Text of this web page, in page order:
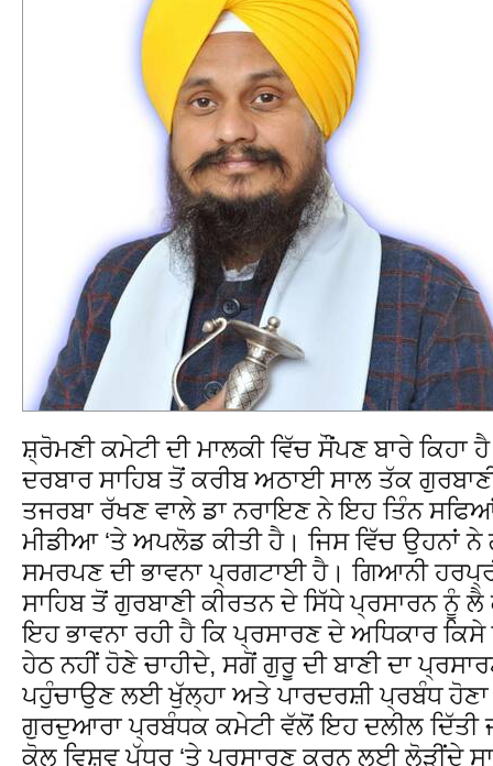
ਸ਼੍ਰੋਮਣੀ ਕਮੇਟੀ ਦੀ ਮਾਲਕੀ ਵਿੱਚ ਸੌਂਪਣ ਬਾਰੇ ਕਿਹਾ
ਦਰਬਾਰ ਸਾਹਿਬ ਤੋਂ ਕਰੀਬ ਅਠਾਈ ਸਾਲ ਤੱਕ
ਤਜਰਬਾ ਰੱਖਣ ਵਾਲੇ ਡਾ ਨਰਾਇਣ ਨੇ ਇਹ ਤਿੰਨ
ਮੀਡੀਆ ‘ਤੇ ਅਪਲੋਡ ਕੀਤੀ ਹੈ। ਜਿਸ ਵਿੱਚ ਉਹਨਾਂ
ਸਮਰਪਣ ਦੀ ਭਾਵਨਾ ਪ੍ਰਗਟਾਈ ਹੈ। ਗਿਆਨੀ
ਸਾਹਿਬ ਤੋਂ ਗੁਰਬਾਣੀ ਕੀਰਤਨ ਦੇ ਸਿੱਧੇ ਪ੍ਰਸਾਰਨ ਨੂੰ
ਇਹ ਭਾਵਨਾ ਰਹੀ ਹੈ ਕਿ ਪ੍ਰਸਾਰਣ ਦੇ ਅਧਿਕਾਰ
ਹੇਠ ਨਹੀਂ ਹੋਣੇ ਚਾਹੀਦੇ, ਸਗੋਂ ਗੁਰੂ ਦੀ ਬਾਣੀ ਦਾ
ਪਹੁੰਚਾਉਣ ਲਈ ਖੁੱਲ੍ਹਾ ਅਤੇ ਪਾਰਦਰਸ਼ੀ ਪ੍ਰਬੰਧ ਹੋਣਾ
ਗੁਰਦੁਆਰਾ ਪ੍ਰਬੰਧਕ ਕਮੇਟੀ ਵੱਲੋਂ ਇਹ ਦਲੀਲ ਦਿੱਤੀ
ਕੋਲ ਵਿਸ਼ਵ ਪੱਧਰ ‘ਤੇ ਪ੍ਰਸਾਰਣ ਕਰਨ ਲਈ ਲੋੜੀਂਦੇ